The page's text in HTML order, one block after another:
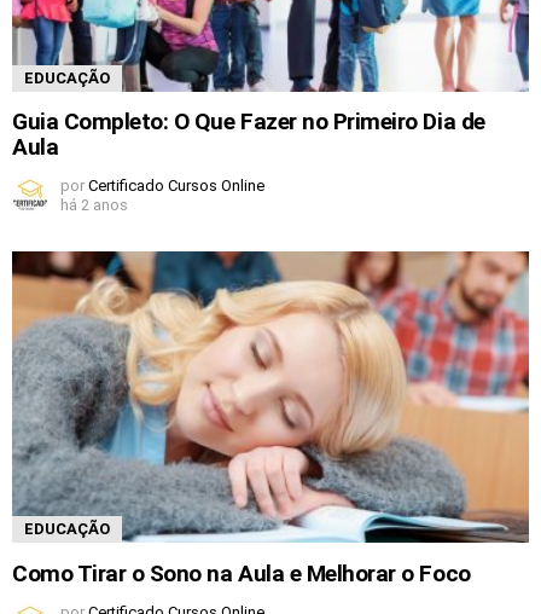
EDUCAÇÃO
Guia Completo: O Que Fazer no Primeiro Dia de
Aula
por Certificado Cursos Online
há 2 anos
EDUCAÇÃO
Como Tirar o Sono na Aula e Melhorar o Foco